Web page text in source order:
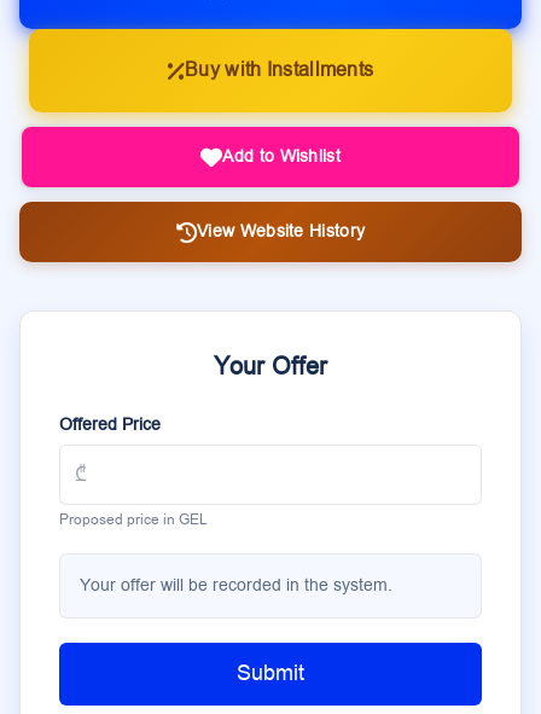
Buy with Installments
Add to Wishlist
View Website History
Your Offer
Offered Price
Proposed price in GEL
Your offer will be recorded in the system.
Submit